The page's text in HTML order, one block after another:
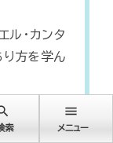
ル・カンタ
り方を学ん
索
menu
メニュー